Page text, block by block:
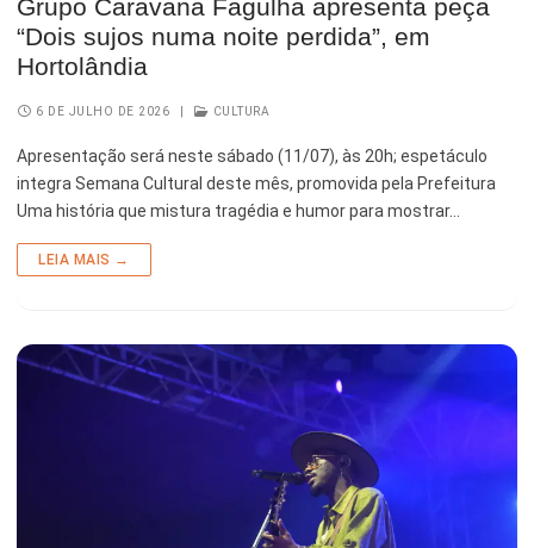
Grupo Caravana Fagulha apresenta peça
“Dois sujos numa noite perdida”, em
Hortolândia
6 DE JULHO DE 2026 CULTURA
Apresentação será neste sábado (11/07), às 20h; espetáculo
integra Semana Cultural deste mês, promovida pela Prefeitura
Uma história que mistura tragédia e humor para mostrar…
LEIA MAIS →